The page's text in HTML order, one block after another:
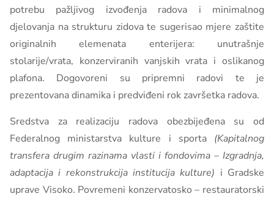
potrebu pažljivog izvođenja radova i minimalnog
djelovanja na strukturu zidova te sugerisao mjere zaštite
originalnih elemenata enterijera: unutrašnje
stolarije/vrata, konzerviranih vanjskih vrata i oslikanog
plafona. Dogovoreni su pripremni radovi te je
prezentovana dinamika i predviđeni rok završetka radova.
Sredstva za realizaciju radova obezbijeđena su od
Federalnog ministarstva kulture i sporta (Kapitalnog
transfera drugim razinama vlasti i fondovima – Izgradnja,
adaptacija i rekonstrukcija institucija kulture) i Gradske
uprave Visoko. Povremeni konzervatosko – restauratorski